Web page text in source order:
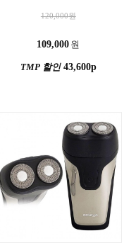
120,000원
109,000 원
TMP 할인43,600p